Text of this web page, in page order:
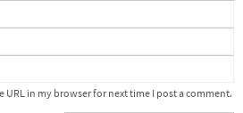
URL in my browser for next time I post a comment.